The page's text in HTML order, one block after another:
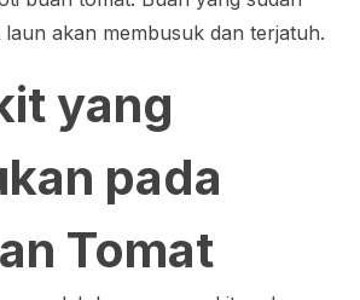
akan membusuk dan terjatuh.
yang
pada
Tomat